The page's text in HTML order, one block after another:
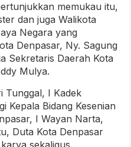
memukau itu,
dan juga Walikota
Negara yang
Denpasar, Ny. Sagung
Sekretaris Daerah Kota
Mulya.
Tunggal, I Kadek
Kepala Bidang Kesenian
I Wayan Narta,
Duta Kota Denpasar